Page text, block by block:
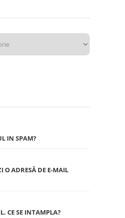
IN SPAM?
O ADRESĂ DE E-MAIL
CE SE INTAMPLA?